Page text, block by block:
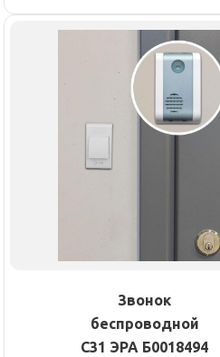
Звонок
беспроводной
C31 ЭРА Б0018494